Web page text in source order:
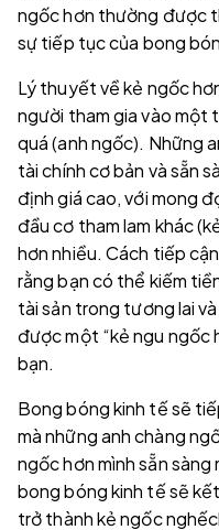
ngốc hơn thường được
sự tiếp tục của bong
Lý thuyết về kẻ ngốc
người tham gia vào một
quá (anh ngốc). Những
tài chính cơ bản và sẵn
định giá cao, với mong
đầu cơ tham lam khác
hơn nhiều. Cách tiếp
rằng bạn có thể kiếm
tài sản trong tương lai
được một “kẻ ngu ngốc
bạn.
Bong bóng kinh tế sẽ
mà những anh chàng
ngốc hơn mình sẵn sàng
bong bóng kinh tế sẽ
trở thành kẻ ngốc